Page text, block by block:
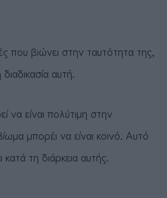
που βιώνει στην ταυτότητα της,
αυτή.
να είναι πολύτιμη στην
μπορέι να είναι κοινό. Αυτό
τη διάρκεια αυτής.